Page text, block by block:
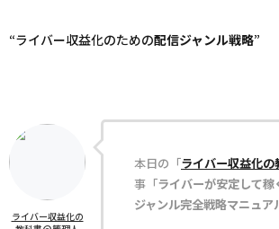
“ライバー収益化のための配信ジャンル戦略”
ライバー収益化の
本日の「ライバー収益化の
事「ライバーが安定して
ジャンル完全戦略マニュア